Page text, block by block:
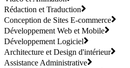
Rédaction et Traduction
Conception de Sites E-commerce
Développement Web et Mobile
Développement Logiciel
Architecture et Design d'intérieur
Assistance Administrative